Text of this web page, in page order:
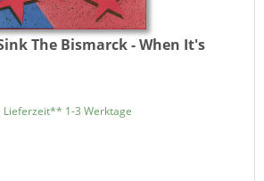
The Bismarck - When It's
1-3 Werktage